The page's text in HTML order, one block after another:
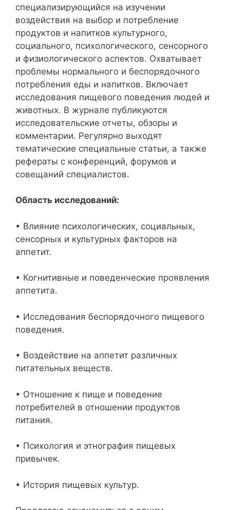
специализирующийся на изучении
воздействия на выбор и потребление
продуктов и напитков культурного,
социального, психологического, сенсорного
и физиологического аспектов. Охватывает
проблемы нормального и беспорядочного
потребления еды и напитков. Включает
исследования пищевого поведения людей и
животных. В журнале публикуются
исследовательские отчеты, обзоры и
комментарии. Регулярно выходят
тематические специальные статьи, а также
рефераты с конференций, форумов и
совещаний специалистов.
Область исследований:
• Влияние психологических, социальных,
сенсорных и культурных факторов на
аппетит.
• Когнитивные и поведенческие проявления
аппетита.
• Исследования беспорядочного пищевого
поведения.
• Воздействие на аппетит различных
питательных веществ.
• Отношение к пище и поведение
потребителей в отношении продуктов
питания.
• Психология и этнография пищевых
привычек.
• История пищевых культур.